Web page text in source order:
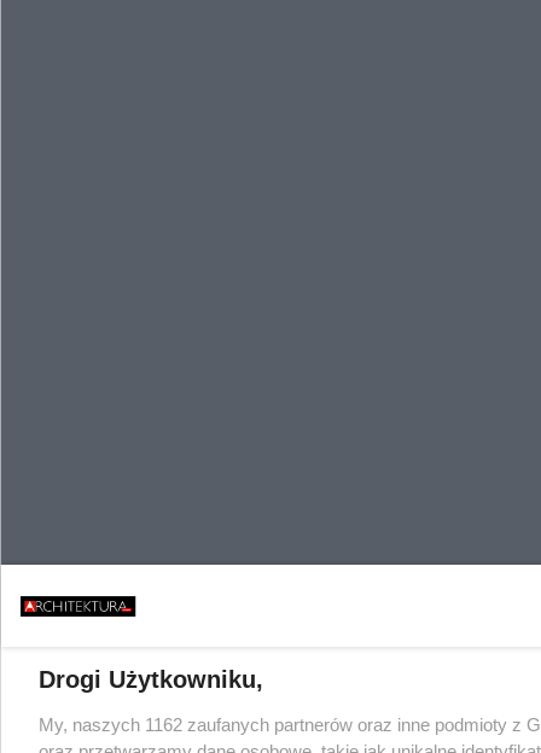
Drogi Użytkowniku,
My, naszych 1162 zaufanych partnerów oraz inne podmioty z